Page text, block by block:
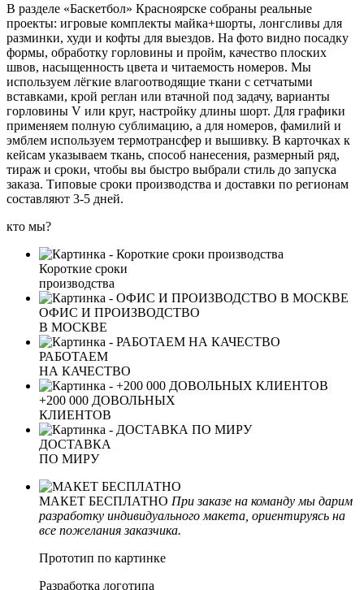
В разделе «Баскетбол» Красноярске собраны реальные
проекты: игровые комплекты майка+шорты, лонгсливы для
разминки, худи и кофты для выездов. На фото видно посадку
формы, обработку горловины и пройм, качество плоских
швов, насыщенность цвета и читаемость номеров. Мы
используем лёгкие влагоотводящие ткани с сетчатыми
вставками, крой реглан или втачной под задачу, варианты
горловины V или круг, настройку длины шорт. Для графики
применяем полную сублимацию, а для номеров, фамилий и
эмблем используем термотрансфер и вышивку. В карточках к
кейсам указываем ткань, способ нанесения, размерный ряд,
тираж и сроки, чтобы вы быстро выбрали стиль до запуска
заказа. Типовые сроки производства и доставки по регионам
составляют 3-5 дней.
кто мы?
Короткие сроки
производства
ОФИС И ПРОИЗВОДСТВО
В МОСКВЕ
РАБОТАЕМ
НА КАЧЕСТВО
+200 000 ДОВОЛЬНЫХ
КЛИЕНТОВ
ДОСТАВКА
ПО МИРУ
МАКЕТ БЕСПЛАТНО При заказе на команду мы дарим
разработку индивидуального макета, ориентируясь на
все пожелания заказчика.
Прототип по картинке
Разработка логотипа